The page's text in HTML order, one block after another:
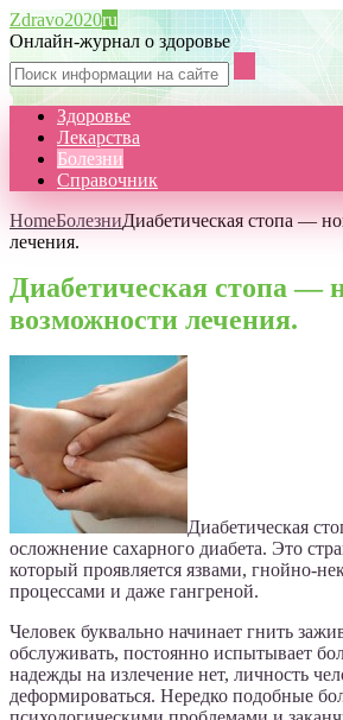
Zdravo2020ru
Онлайн-журнал о здоровье
Здоровье
Лекарства
Болезни
Справочник
HomeБолезниДиабетическая стопа —
лечения.
Диабетическая стопа —
возможности лечения.
Диабетическая
осложнение сахарного диабета. Это
который проявляется язвами, гнойно-
процессами и даже гангреной.
Человек буквально начинает гнить
обслуживать, постоянно испытывает
надежды на излечение нет, личность
деформироваться. Нередко подобные